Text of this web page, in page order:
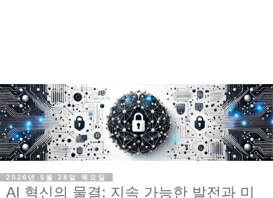
2026년 5월 28일 목요일
AI 혁신의 물결: 지속 가능한 발전과 미